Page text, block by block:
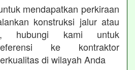
mendapatkan perkiraan
konstruksi jalur atau
hubungi kami untuk
ke kontraktor
di wilayah Anda